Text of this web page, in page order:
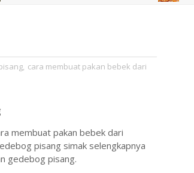
, cara membuat pakan bebek dari
membuat pakan bebek dari
pisang simak selengkapnya
gedebog pisang.